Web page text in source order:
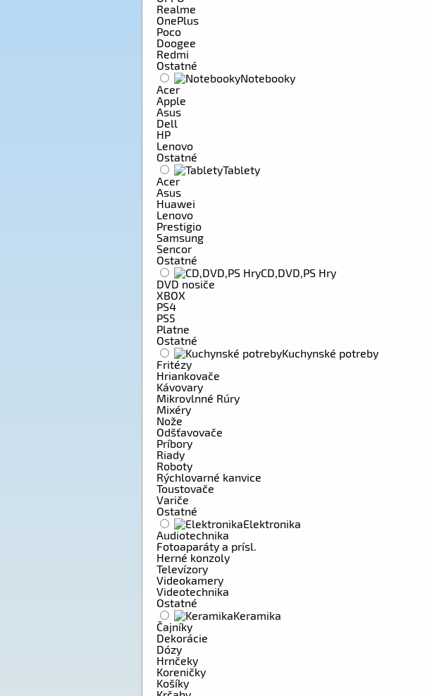
Realme
OnePlus
Poco
Doogee
Redmi
Ostatné
Notebooky
Acer
Apple
Asus
Dell
HP
Lenovo
Ostatné
Tablety
Acer
Asus
Huawei
Lenovo
Prestigio
Samsung
Sencor
Ostatné
CD,DVD,PS Hry
DVD nosiče
XBOX
PS4
PS5
Platne
Ostatné
Kuchynské potreby
Fritézy
Hriankovače
Kávovary
Mikrovlnné Rúry
Mixéry
Nože
Odšťavovače
Príbory
Riady
Roboty
Rýchlovarné kanvice
Toustovače
Variče
Ostatné
Elektronika
Audiotechnika
Fotoaparáty a prísl.
Herné konzoly
Televízory
Videokamery
Videotechnika
Ostatné
Keramika
Čajníky
Dekorácie
Dózy
Hrnčeky
Koreničky
Košíky